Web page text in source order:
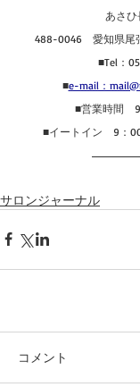
あさ
488-0046　愛知県尾
■Tel：
■e-mail：
■営業時間　
■イートイン　9：
サロンジャーナル
コメント